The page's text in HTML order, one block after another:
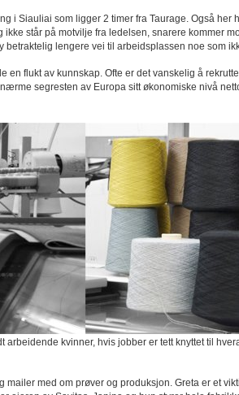
i Siauliai som ligger 2 timer fra Taurage. Også her
står på motvilje fra ledelsen, snarere kommer
betraktelig lengere vei til arbeidsplassen noe som
flukt av kunnskap. Ofte er det vanskelig å
segresten av Europa sitt økonomiske nivå
kvinner, hvis jobber er tett knyttet til
med om prøver og produksjon. Greta er et